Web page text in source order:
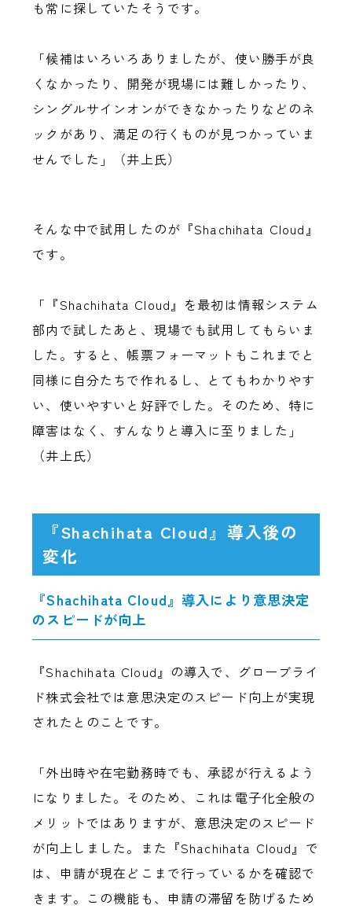
も常に探していたそうです。
「候補はいろいろありましたが、使い勝手が良
くなかったり、開発が現場には難しかったり、
シングルサインオンができなかったりなどのネ
ックがあり、満足の行くものが見つかっていま
せんでした」（井上氏）
そんな中で試用したのが『Shachihata Cloud』
です。
「『Shachihata Cloud』を最初は情報システム
部内で試したあと、現場でも試用してもらいま
した。すると、帳票フォーマットもこれまでと
同様に自分たちで作れるし、とてもわかりやす
い、使いやすいと好評でした。そのため、特に
障害はなく、すんなりと導入に至りました」
（井上氏）
『Shachihata Cloud』導入後の
変化
『Shachihata Cloud』導入により意思決定
のスピードが向上
『Shachihata Cloud』の導入で、グローブライ
ド株式会社では意思決定のスピード向上が実現
されたとのことです。
「外出時や在宅勤務時でも、承認が行えるよう
になりました。そのため、これは電子化全般の
メリットではありますが、意思決定のスピード
が向上しました。また『Shachihata Cloud』で
は、申請が現在どこまで行っているかを確認で
きます。この機能も、申請の滞留を防げるため